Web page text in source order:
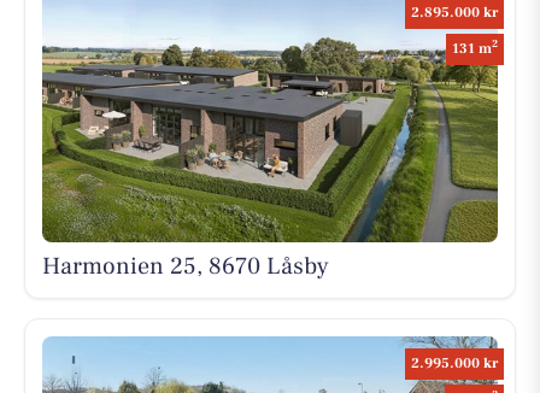
2.895.000 kr
131 m2
Harmonien 25, 8670 Låsby
2.995.000 kr